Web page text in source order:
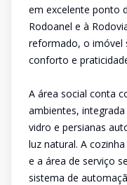
em excelente ponto
Rodoanel e à
reformado, o imóvel
conforto e
A área social conta
ambientes,
vidro e persianas
luz natural. A
e a área de serviço
sistema de